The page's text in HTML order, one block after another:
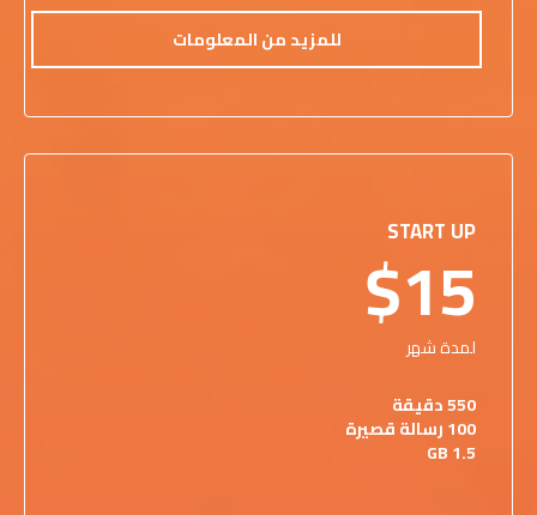
للمزيد من المعلومات
START UP
$15
لمدة شهر
550 دقيقة
100 رسالة قصيرة
1.5 GB